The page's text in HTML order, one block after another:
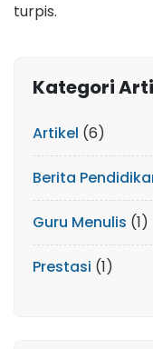
turpis.
Kategori
Artikel (6)
Berita
Guru Menulis (1)
Prestasi (1)